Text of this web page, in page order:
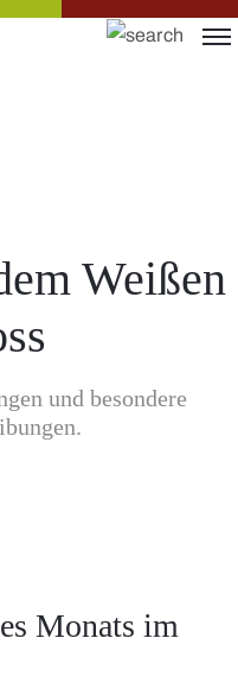
Weißen
und besondere
Monats im